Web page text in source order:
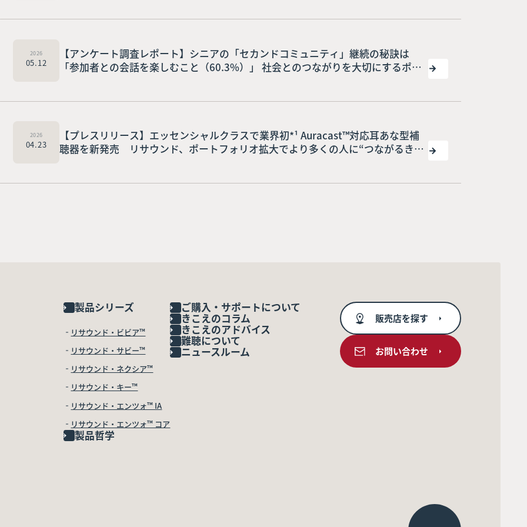
2026
05.12
【アンケート調査レポート】シニアの「セカンドコミュニティ」継続の秘訣は
「参加者との会話を楽しむこと（60.3%）」 社会とのつながりを大切にするポジ
2026
04.23
【プレスリリース】エッセンシャルクラスで業界初*¹ Auracast™対応耳あな型補
聴器を新発売 リサウンド、ポートフォリオ拡大でより多くの人に“つながるきこ
製品シリーズ
リサウンド・ビビア™
リサウンド・サビー™
リサウンド・ネクシア™
リサウンド・キー™
リサウンド・エンツォ™ IA
リサウンド・エンツォ™ コア
製品哲学
ご購入・サポートについて
きこえのコラム
きこえのアドバイス
難聴について
ニュースルーム
販売店を探す
お問い合わせ